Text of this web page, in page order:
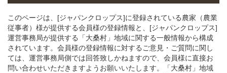
このページは、[ジャパンクロップス]に登録されている農家（農業
従事者）様が提供する会員様の登録情報と、[ジャパンクロップス]
運営事務局が提供する「大桑村」地域に関する一般情報から構成
されています。会員様の登録情報に対するご意見・ご質問に関し
ては、運営事務局側では回答致しかねますので、会員様に直接お
問い合わせいただきますようお願いいたします。「大桑村」地域